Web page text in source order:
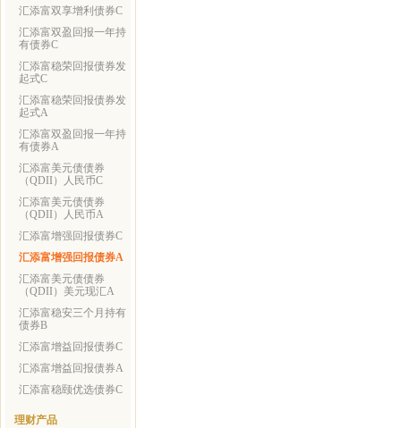
汇添富双享增利债券C
汇添富双盈回报一年持
有债券C
汇添富稳荣回报债券发
起式C
汇添富稳荣回报债券发
起式A
汇添富双盈回报一年持
有债券A
汇添富美元债债券
（QDII）人民币C
汇添富美元债债券
（QDII）人民币A
汇添富增强回报债券C
汇添富增强回报债券A
汇添富美元债债券
（QDII）美元现汇A
汇添富稳安三个月持有
债券B
汇添富增益回报债券C
汇添富增益回报债券A
汇添富稳颐优选债券C
理财产品